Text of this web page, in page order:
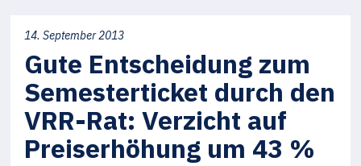
14. September 2013
Gute Entscheidung zum
Semesterticket durch den
VRR-Rat: Verzicht auf
Preiserhöhung um 43 %